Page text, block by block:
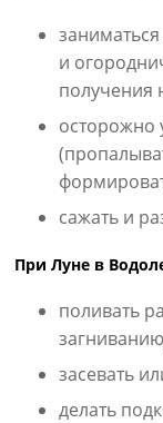
и
получения
осторожно
сажать и
При Луне в
поливать
засевать
делать